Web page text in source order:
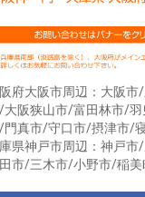
府大阪市周辺：大阪
大阪狭山市/富田林市/
門真市/守口市/摂津市/
県神戸市周辺：神戸
市/三木市/小野市/稲